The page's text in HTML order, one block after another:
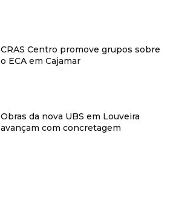
CRAS Centro promove grupos sobre
o ECA em Cajamar
Obras da nova UBS em Louveira
avançam com concretagem